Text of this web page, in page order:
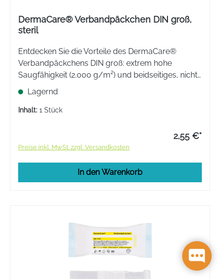
DermaCare® Verbandpäckchen DIN groß,
steril
Entdecken Sie die Vorteile des DermaCare®
Verbandpäckchens DIN groß: extrem hohe
Saugfähigkeit (2.000 g/m²) und beidseitiges, nicht
haftendes PP-Antihaftvlies. Die weiche Viskose-
Vlies-Kompresse ist besonders hautschonend &
atmungsaktiv.
Lagernd
Inhalt: 1 Stück
2,55 €*
Preise inkl. MwSt. zzgl. Versandkosten
In den Warenkorb